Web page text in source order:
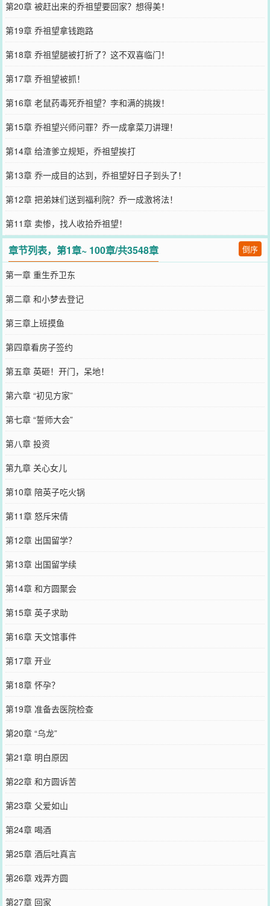
第20章 被赶出来的乔祖望要回家？想得美！
第19章 乔祖望拿钱跑路
第18章 乔祖望腿被打折了？这不双喜临门！
第17章 乔祖望被抓！
第16章 老鼠药毒死乔祖望？李和满的挑拨！
第15章 乔祖望兴师问罪？乔一成拿菜刀讲理！
第14章 给渣爹立规矩，乔祖望挨打
第13章 乔一成目的达到，乔祖望好日子到头了！
第12章 把弟妹们送到福利院？乔一成激将法！
第11章 卖惨，找人收拾乔祖望！
章节列表，第1章~ 100章/共3548章 倒序
第一章 重生乔卫东
第二章 和小梦去登记
第三章上班摸鱼
第四章看房子签约
第五章 英砸！开门，呆地！
第六章 “初见方家”
第七章 “誓师大会”
第八章 投资
第九章 关心女儿
第10章 陪英子吃火锅
第11章 怒斥宋倩
第12章 出国留学？
第13章 出国留学续
第14章 和方圆聚会
第15章 英子求助
第16章 天文馆事件
第17章 开业
第18章 怀孕？
第19章 准备去医院检查
第20章 “乌龙”
第21章 明白原因
第22章 和方圆诉苦
第23章 父爱如山
第24章 喝酒
第25章 酒后吐真言
第26章 戏弄方圆
第27章 回家